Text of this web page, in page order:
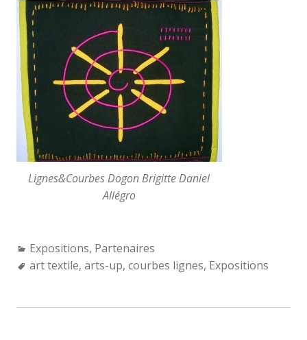
Lignes&Courbes Dogon Brigitte Daniel
Allégro
Categories:
Expositions, Partenaires
Tags:
art textile, arts-up, courbes lignes, Expositions